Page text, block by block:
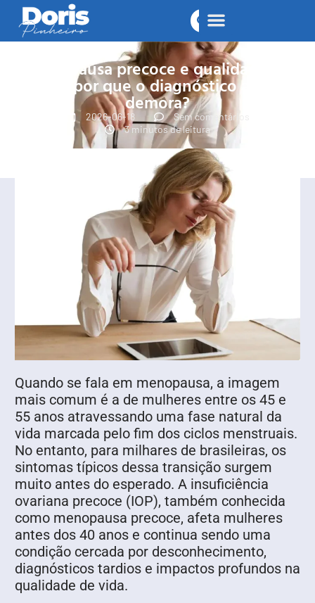
Menopausa precoce e qualidade de
vida: por que o diagnóstico ainda
demora?
2026-06-18
Sem comentários
3 minutos de leitura
Quando se fala em menopausa, a imagem
mais comum é a de mulheres entre os 45 e
55 anos atravessando uma fase natural da
vida marcada pelo fim dos ciclos menstruais.
No entanto, para milhares de brasileiras, os
sintomas típicos dessa transição surgem
muito antes do esperado. A insuficiência
ovariana precoce (IOP), também conhecida
como menopausa precoce, afeta mulheres
antes dos 40 anos e continua sendo uma
condição cercada por desconhecimento,
diagnósticos tardios e impactos profundos na
qualidade de vida.